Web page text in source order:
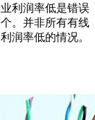
利润率低是错误
。并非所有有线
润率低的情况。